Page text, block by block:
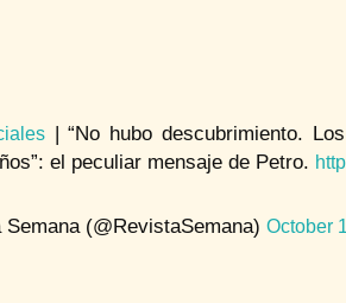
| “No hubo descubrimiento.
el peculiar mensaje de Petro.
(@RevistaSemana) October